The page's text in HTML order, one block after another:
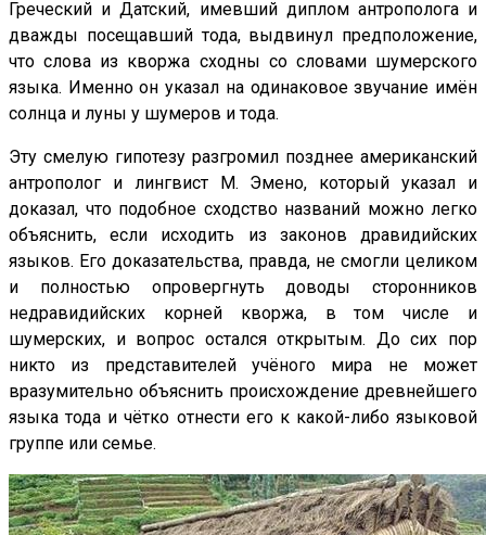
Греческий и Датский, имевший диплом антрополога и
дважды посещавший тода, выдвинул предположение,
что слова из кворжа сходны со словами шумерского
языка. Именно он указал на одинаковое звучание имён
солнца и луны у шумеров и тода.
Эту смелую гипотезу разгромил позднее американский
антрополог и лингвист М. Эмено, который указал и
доказал, что подобное сходство названий можно легко
объяснить, если исходить из законов дравидийских
языков. Его доказательства, правда, не смогли целиком
и полностью опровергнуть доводы сторонников
недравидийских корней кворжа, в том числе и
шумерских, и вопрос остался открытым. До сих пор
никто из представителей учёного мира не может
вразумительно объяснить происхождение древнейшего
языка тода и чётко отнести его к какой-либо языковой
группе или семье.